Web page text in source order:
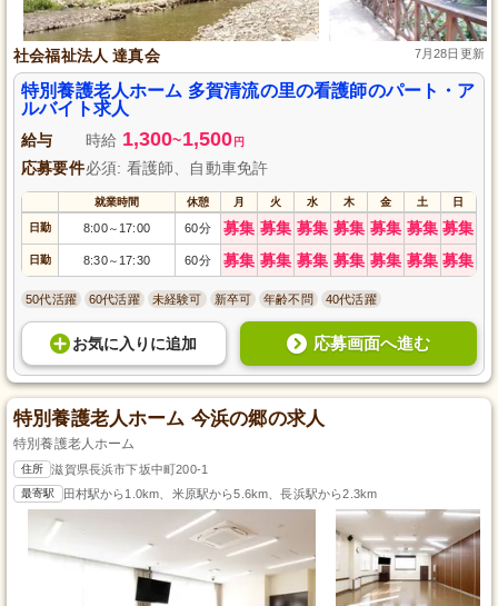
社会福祉法人 達真会 7月28日更新
特別養護老人ホーム 多賀清流の里の看護師のパート・ア
ルバイト求人
給与 時給 1,300~1,500 円
応募要件必須: 看護師、自動車免許
就業時間 休憩 月 火 水 木 金 土 日
日勤 8:00～ 17:00 60分 募集 募集 募集 募集 募集 募集 募集
日勤 8:30～ 17:30 60分 募集 募集 募集 募集 募集 募集 募集
50代活躍 60代活躍 未経験可 新卒可 年齢不問 40代活躍
お気に入り に追加 応募画面へ進む
特別養護老人ホーム 今浜の郷の求人
特別養護老人ホーム
住所 滋賀県長浜市下坂中町200-1
最寄駅 田村駅から1.0km、米原駅から5.6km、長浜駅から2.3km